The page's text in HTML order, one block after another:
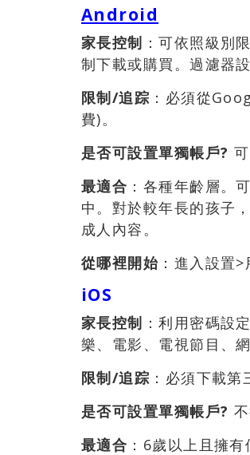
Android
家長控制 ：可依照級別
制下載或購買。過濾器
限制/追踪 ：必須從
費)。
是否可設置單獨帳戶? 可
最適合 ：各種年齡層。
中。對於較年長的孩子
成人內容。
從哪裡開始 ：進入設置
iOS
家長控制 ：利用密碼設
樂、電影、電視節目、
限制/追踪 ：必須下載
是否可設置單獨帳戶?
最適合 ：6歲以上且擁